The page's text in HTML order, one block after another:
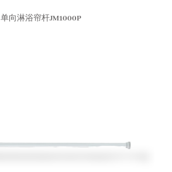
单向淋浴帘杆JM1000P